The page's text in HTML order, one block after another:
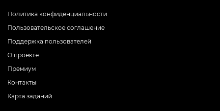
Политика конфиденциальности
Пользовательское соглашение
Поддержка пользователей
О проекте
Премиум
Контакты
Карта заданий